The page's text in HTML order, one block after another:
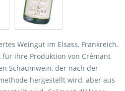
Weingut im Elsass, Frankreich.
ihre Produktion von Crémant
Schaumwein, der nach der
hergestellt wird, aber aus